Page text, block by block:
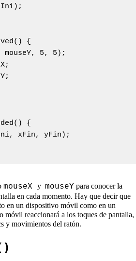
{
mouseY, 5, 5);
{
xFin, yFin);
mouseX y mouseY para conocer la
en cada momento. Hay que decir que
en un dispositivo móvil como en un
móvil reaccionará a los toques de pantalla,
y movimientos del ratón.